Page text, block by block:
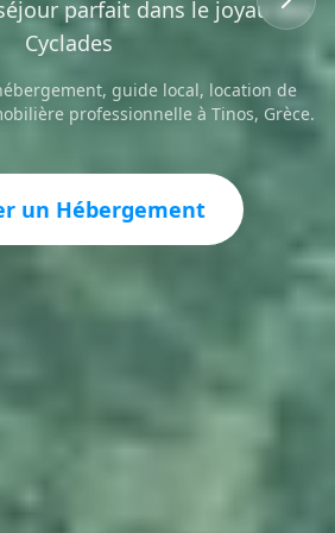
parfait dans le joyau des
Cyclades
guide local, location de
professionnelle à Tinos, Grèce.
un Hébergement